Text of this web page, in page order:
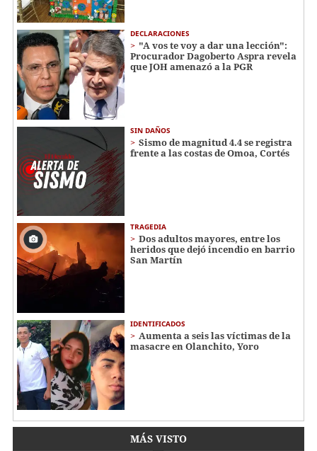
DECLARACIONES
"A vos te voy a dar una lección":
Procurador Dagoberto Aspra revela
que JOH amenazó a la PGR
SIN DAÑOS
Sismo de magnitud 4.4 se registra
frente a las costas de Omoa, Cortés
TRAGEDIA
Dos adultos mayores, entre los
heridos que dejó incendio en barrio
San Martín
IDENTIFICADOS
Aumenta a seis las víctimas de la
masacre en Olanchito, Yoro
MÁS VISTO